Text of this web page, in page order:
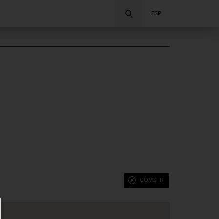
ESP
COMO IR